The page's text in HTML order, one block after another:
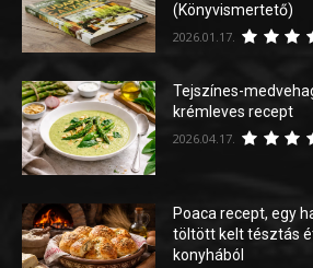
(Könyvismertető)
2026.01.17.
Tejszínes-
krémleves recept
2026.04.17.
Poaca recept, egy
töltött kelt tésztás
konyhából